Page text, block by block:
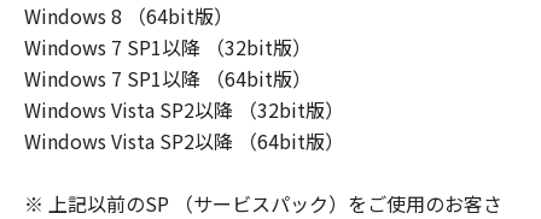
Windows 8 （64bit版）
Windows 7 SP1以降 （32bit版）
Windows 7 SP1以降 （64bit版）
Windows Vista SP2以降 （32bit版）
Windows Vista SP2以降 （64bit版）
※ 上記以前のSP （サービスパック）をご使用のお客さ